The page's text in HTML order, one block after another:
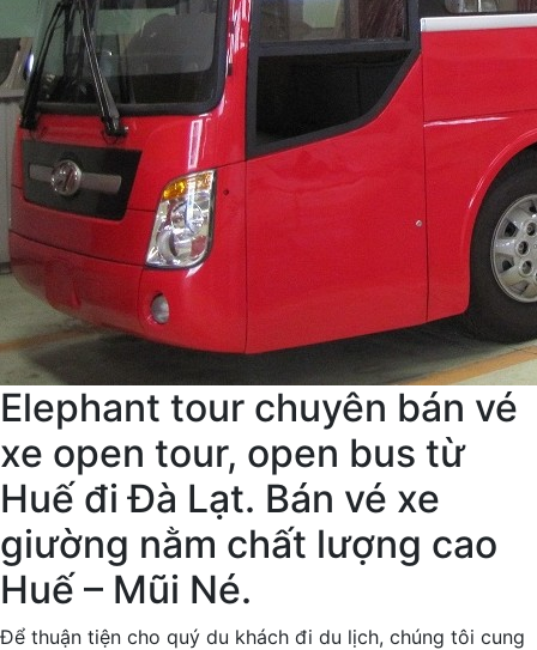
Elephant tour chuyên bán vé
xe open tour, open bus từ
Huế đi Đà Lạt. Bán vé xe
giường nằm chất lượng cao
Huế – Mũi Né.
Để thuận tiện cho quý du khách đi du lịch, chúng tôi cung